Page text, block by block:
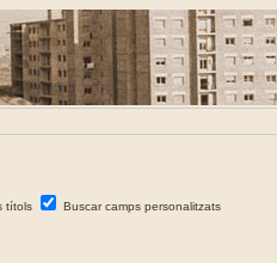
títols
Buscar camps personalitzats